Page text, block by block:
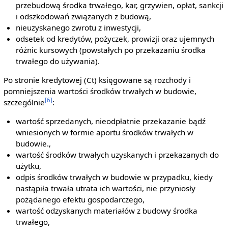
przebudową środka trwałego, kar, grzywien, opłat, sankcji
i odszkodowań związanych z budową,
nieuzyskanego zwrotu z inwestycji,
odsetek od kredytów, pożyczek, prowizji oraz ujemnych
różnic kursowych (powstałych po przekazaniu środka
trwałego do używania).
Po stronie kredytowej (Ct) księgowane są rozchody i
pomniejszenia wartości środków trwałych w budowie,
szczególnie[6]:
wartość sprzedanych, nieodpłatnie przekazanie bądź
wniesionych w formie aportu środków trwałych w
budowie.,
wartość środków trwałych uzyskanych i przekazanych do
użytku,
odpis środków trwałych w budowie w przypadku, kiedy
nastąpiła trwała utrata ich wartości, nie przyniosły
pożądanego efektu gospodarczego,
wartość odzyskanych materiałów z budowy środka
trwałego,